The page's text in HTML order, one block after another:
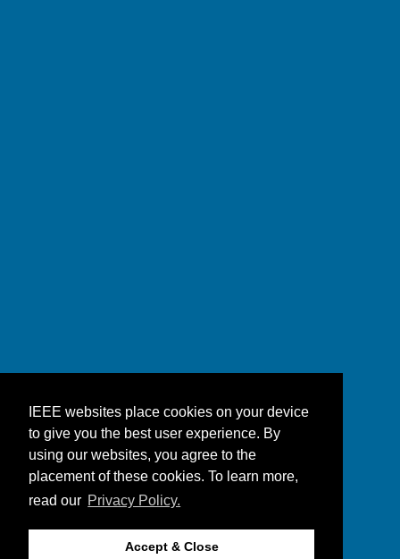
IEEE websites place cookies on your device
to give you the best user experience. By
using our websites, you agree to the
placement of these cookies. To learn more,
read our Privacy Policy.
Accept & Close